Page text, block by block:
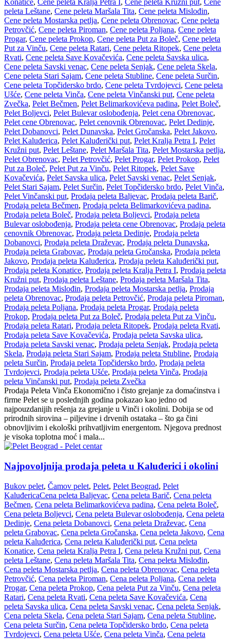
Konatice, Cene peleta Kralja Petra I, Cene peleta Kružni put, Cene
peleta Leštane, Cene peleta Maršala Tita, Cene peleta Mislođin,
Cene peleta Mostarska petlja, Cene peleta Obrenovac, Cene peleta
Petrovčić, Cene peleta Piroman, Cene peleta Poljana, Cene peleta
Progar, Cene peleta Prokop, Cene peleta Put za Boleč, Cene peleta
Put za Vinču, Cene peleta Ratari, Cene peleta Ritopek, Cene peleta
Rvati, Cene peleta Save Kovačevića, Cene peleta Savska ulica,
Cene peleta Savski venac, Cene peleta Senjak, Cene peleta Skela,
Cene peleta Stari Sajam, Cene peleta Stubline, Cene peleta Surčin,
Cene peleta Topčidersko brdo, Cene peleta Tvrdojevci, Cene peleta
Ušće, Cene peleta Vinča, Cene peleta Vinčanski put, Cene peleta
Zvečka, Pelet Bečmen, Pelet Belimarkovićeva padina, Pelet Boleč,
Pelet Boljevci, Pelet Bulevar oslobođenja, Pelet cena Obrenovac,
Pelet cene Obrenovac, Pelet cenovnik Obrenovac, Pelet Dedinje,
Pelet Dobanovci, Pelet Dunavska, Pelet Gročanska, Pelet Jakovo,
Pelet Kaluđerica, Pelet Kaluđerički put, Pelet Kralja Petra I, Pelet
Kružni put, Pelet Leštane, Pelet Maršala Tita, Pelet Mostarska petlja,
Pelet Obrenovac, Pelet Petrovčić, Pelet Progar, Pelet Prokop, Pelet
Put za Boleč, Pelet Put za Vinču, Pelet Ritopek, Pelet Save
Kovačevića, Pelet Savska ulica, Pelet Savski venac, Pelet Senjak,
Pelet Stari Sajam, Pelet Surčin, Pelet Topčidersko brdo, Pelet Vinča,
Pelet Vinčanski put, Prodaja peleta Baljevac, Prodaja peleta Barič,
Prodaja peleta Bečmen, Prodaja peleta Belimarkovićeva padina,
Prodaja peleta Boleč, Prodaja peleta Boljevci, Prodaja peleta
Bulevar oslobođenja, Prodaja peleta cene Obrenovac, Prodaja peleta
cenovnik Obrenovac, Prodaja peleta Dedinje, Prodaja peleta
Dobanovci, Prodaja peleta Draževac, Prodaja peleta Dunavska,
Prodaja peleta Grabovac, Prodaja peleta Gročanska, Prodaja peleta
Jakovo, Prodaja peleta Kaluđerica, Prodaja peleta Kaluđerički put,
Prodaja peleta Konatice, Prodaja peleta Kralja Petra I, Prodaja peleta
Kružni put, Prodaja peleta Leštane, Prodaja peleta Maršala Tita,
Prodaja peleta Mislođin, Prodaja peleta Mostarska petlja, Prodaja
peleta Obrenovac, Prodaja peleta Petrovčić, Prodaja peleta Piroman,
Prodaja peleta Poljana, Prodaja peleta Progar, Prodaja peleta
Prokop, Prodaja peleta Put za Boleč, Prodaja peleta Put za Vinču,
Prodaja peleta Ratari, Prodaja peleta Ritopek, Prodaja peleta Rvati,
Prodaja peleta Save Kovačevića, Prodaja peleta Savska ulica,
Prodaja peleta Savski venac, Prodaja peleta Senjak, Prodaja peleta
Skela, Prodaja peleta Stari Sajam, Prodaja peleta Stubline, Prodaja
peleta Surčin, Prodaja peleta Topčidersko brdo, Prodaja peleta
Tvrdojevci, Prodaja peleta Ušće, Prodaja peleta Vinča, Prodaja
peleta Vinčanski put, Prodaja peleta Zvečka
Prodaja Peleta Vinča Ekonomično i čisto grejanje za domaćinstva i
firme Pelet se u poslednjih godina pokazao kao jedno od
najpouzdanijih rešenja za grejanje u Vinči i okolini. Dobija se od
prirodnih sirovina – piljevine i drvenih ostataka – što ga čini
obnovljivim i ekološki prihvatljivim energentom. Njegova prednost
je visoka toplotna moć i mala...
Najpovoljnija prodaja peleta u Kaluđerici i okolini
Bukov pelet, Čamov pelet, Pelet, Pelet Beograd, Pelet
KaluđericaCena peleta Baljevac, Cena peleta Barič, Cena peleta
Bečmen, Cena peleta Belimarkovićeva padina, Cena peleta Boleč,
Cena peleta Boljevci, Cena peleta Bulevar oslobođenja, Cena peleta
Dedinje, Cena peleta Dobanovci, Cena peleta Draževac, Cena
peleta Grabovac, Cena peleta Gročanska, Cena peleta Jakovo, Cena
peleta Kaluđerica, Cena peleta Kaluđerički put, Cena peleta
Konatice, Cena peleta Kralja Petra I, Cena peleta Kružni put, Cena
peleta Leštane, Cena peleta Maršala Tita, Cena peleta Mislođin,
Cena peleta Mostarska petlja, Cena peleta Obrenovac, Cena peleta
Petrovčić, Cena peleta Piroman, Cena peleta Poljana, Cena peleta
Progar, Cena peleta Prokop, Cena peleta Put za Vinču, Cena peleta
Ratari, Cena peleta Rvati, Cena peleta Save Kovačevića, Cena
peleta Savska ulica, Cena peleta Savski venac, Cena peleta Senjak,
Cena peleta Skela, Cena peleta Stari Sajam, Cena peleta Stubline,
Cena peleta Surčin, Cena peleta Topčidersko brdo, Cena peleta
Tvrdojevci, Cena peleta Ušće, Cena peleta Vinča, Cena peleta